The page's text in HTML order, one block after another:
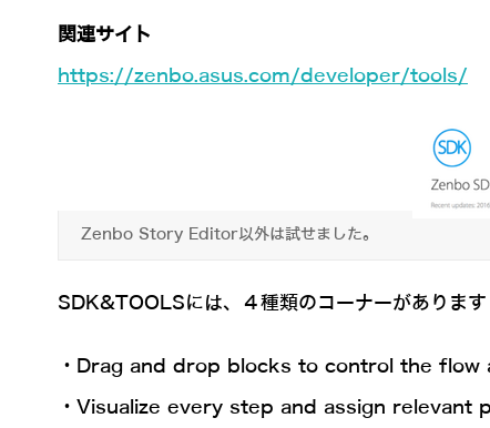
関連サイト
https://zenbo.asus.com/developer/tools/
Zenbo Story Editor以外は試せました。
SDK&TOOLSには、４種類のコーナーがありま
・Drag and drop blocks to control the flow
・Visualize every step and assign relevant